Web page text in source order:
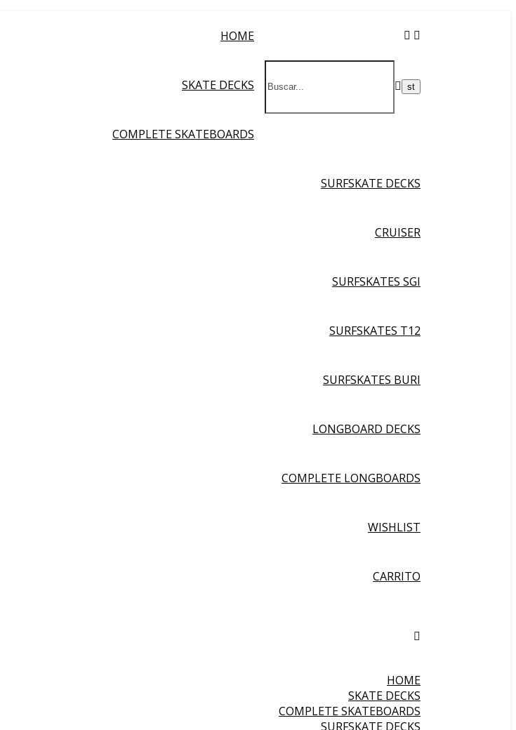
HOME
SKATE DECKS
COMPLETE SKATEBOARDS
SURFSKATE DECKS
CRUISER
SURFSKATES SGI
SURFSKATES T12
SURFSKATES BURI
LONGBOARD DECKS
COMPLETE LONGBOARDS
WISHLIST
CARRITO
HOME
SKATE DECKS
COMPLETE SKATEBOARDS
SURFSKATE DECKS